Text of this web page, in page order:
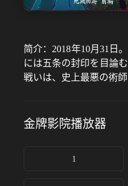
简介： 2018年10月31日
には五条の封印を目論
戦いは、史上最悪の術
金牌影院播放器
1